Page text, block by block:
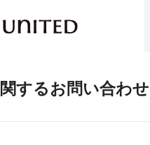
するお問い合わせ